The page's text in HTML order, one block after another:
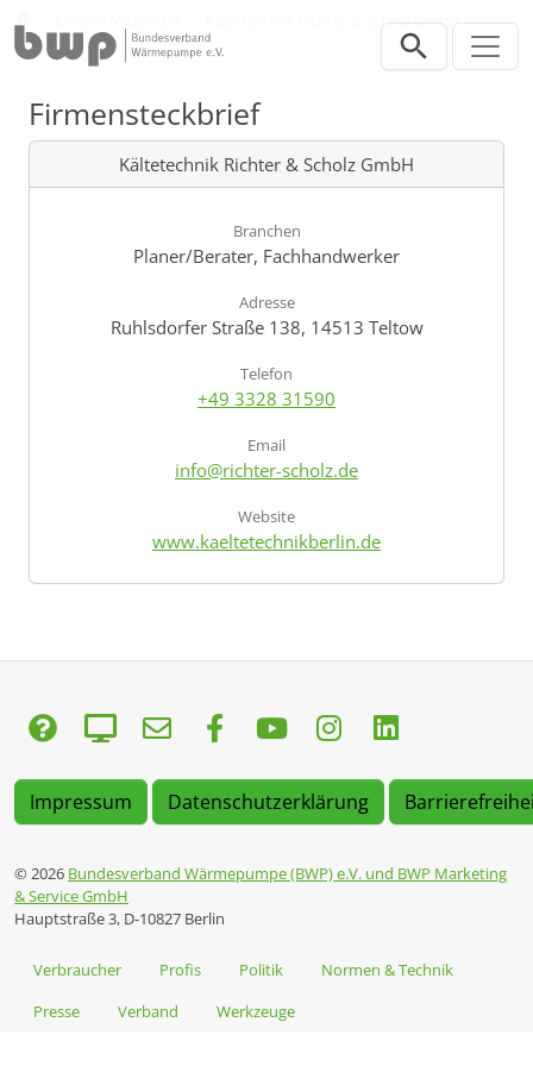
Kältetechnik Richter & Scholz GmbH
Firmensteckbrief
Kältetechnik Richter & Scholz GmbH
Branchen
Planer/Berater, Fachhandwerker
Adresse
Ruhlsdorfer Straße 138, 14513 Teltow
Telefon
+49 3328 31590
Email
info@richter-scholz.de
Website
www.kaeltetechnikberlin.de
Impressum Datenschutzerklärung
© 2026 Bundesverband Wärmepumpe (BWP) e.V. und BWP Marketing
& Service GmbH
Hauptstraße 3, D-10827 Berlin
Verbraucher Profis Politik
Normen & Technik
Presse
Verband Werkzeuge